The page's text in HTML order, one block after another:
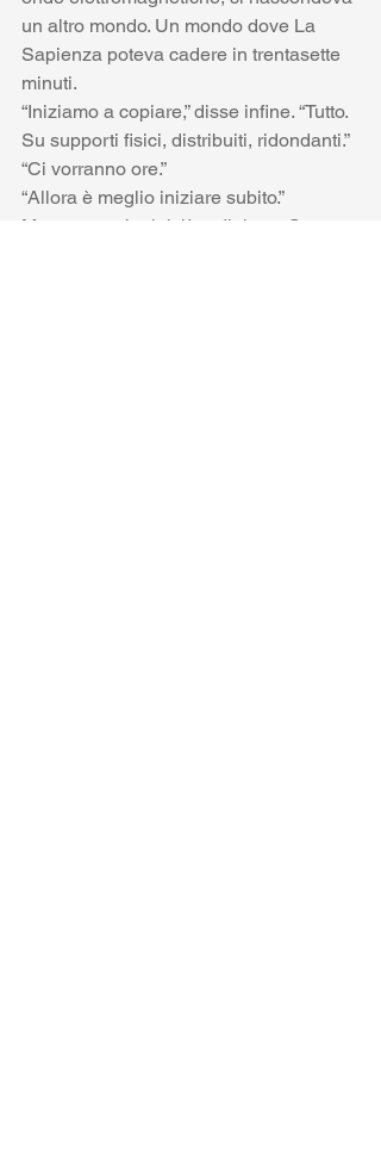
un altro mondo. Un mondo dove La
Sapienza poteva cadere in trentasette
minuti.
“Iniziamo a copiare,” disse infine. “Tutto.
Su supporti fisici, distribuiti, ridondanti.”
“Ci vorranno ore.”
“Allora è meglio iniziare subito.”
Matteo annuì e iniziò a digitare. Sara